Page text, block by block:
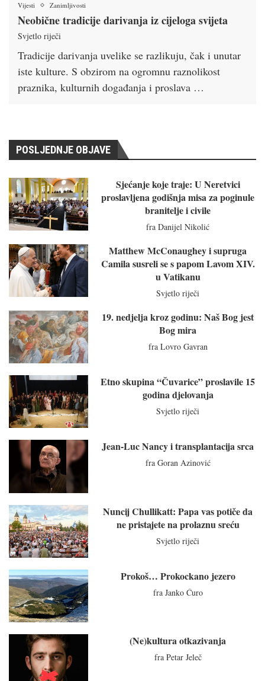
Vijesti Zanimljivosti
Neobične tradicije darivanja iz cijeloga svijeta
Svjetlo riječi
Tradicije darivanja uvelike se razlikuju, čak i unutar
iste kulture. S obzirom na ogromnu raznolikost
praznika, kulturnih događanja i proslava …
POSLJEDNJE OBJAVE
Sjećanje koje traje: U Neretvici
proslavljena godišnja misa za poginule
branitelje i civile
fra Danijel Nikolić
Matthew McConaughey i supruga
Camila susreli se s papom Lavom XIV.
u Vatikanu
Svjetlo riječi
19. nedjelja kroz godinu: Naš Bog jest
Bog mira
fra Lovro Gavran
Etno skupina “Čuvarice” proslavile 15
godina djelovanja
Svjetlo riječi
Jean-Luc Nancy i transplantacija srca
fra Goran Azinović
Nuncij Chullikatt: Papa vas potiče da
ne pristajete na prolaznu sreću
Svjetlo riječi
Prokoš… Prokockano jezero
fra Janko Ćuro
(Ne)kultura otkazivanja
fra Petar Jeleč